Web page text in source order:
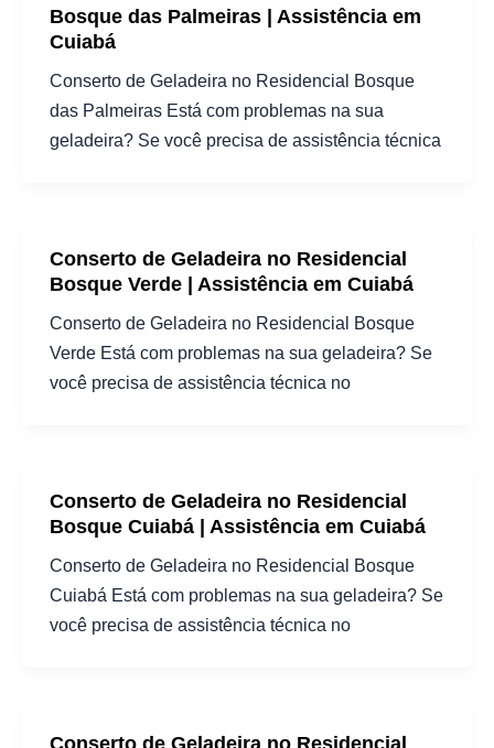
Bosque das Palmeiras | Assistência em
Cuiabá
Conserto de Geladeira no Residencial Bosque
das Palmeiras Está com problemas na sua
geladeira? Se você precisa de assistência técnica
Conserto de Geladeira no Residencial
Bosque Verde | Assistência em Cuiabá
Conserto de Geladeira no Residencial Bosque
Verde Está com problemas na sua geladeira? Se
você precisa de assistência técnica no
Conserto de Geladeira no Residencial
Bosque Cuiabá | Assistência em Cuiabá
Conserto de Geladeira no Residencial Bosque
Cuiabá Está com problemas na sua geladeira? Se
você precisa de assistência técnica no
Conserto de Geladeira no Residencial